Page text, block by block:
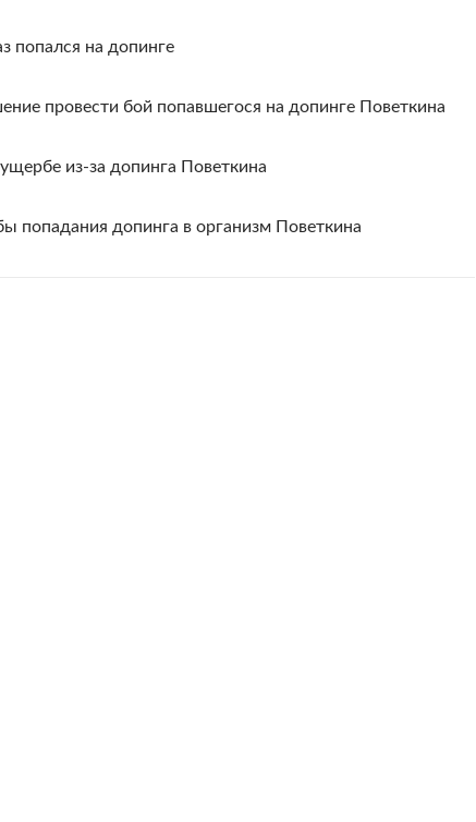
попался на допинге
провести бой попавшегося на допинге Поветкина
из-за допинга Поветкина
попадания допинга в организм Поветкина